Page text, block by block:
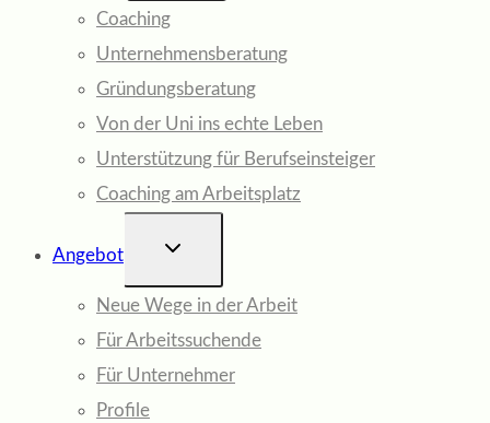
Coaching
Unternehmensberatung
Gründungsberatung
Von der Uni ins echte Leben
Unterstützung für Berufseinsteiger
Coaching am Arbeitsplatz
Angebot
UNTERMENÜ
Neue Wege in der Arbeit
Für Arbeitssuchende
Für Unternehmer
Profile